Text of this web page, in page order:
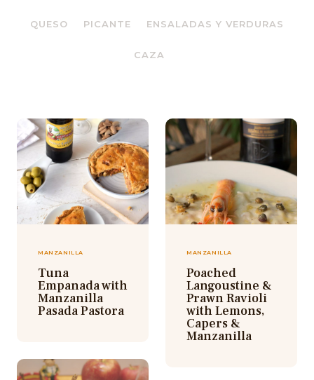
QUESO PICANTE ENSALADAS Y VERDURAS
CAZA
MANZANILLA
Tuna
Empanada with
Manzanilla
Pasada Pastora
MANZANILLA
Poached
Langoustine &
Prawn Ravioli
with Lemons,
Capers &
Manzanilla